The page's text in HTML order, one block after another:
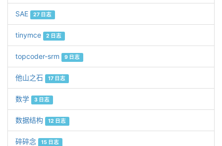
SAE 27 日志
tinymce 2 日志
topcoder-srm 9 日志
他山之石 17 日志
数学 3 日志
数据结构 12 日志
碎碎念 15 日志